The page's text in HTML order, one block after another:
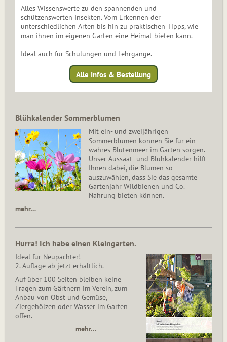
Alles Wissenswerte zu den spannenden und
schützenswerten Insekten. Vom Erkennen der
unterschiedlichen Arten bis hin zu praktischen Tipps, wie
man ihnen im eigenen Garten eine Heimat bieten kann.
Ideal auch für Schulungen und Lehrgänge.
Alle Infos & Bestellung
Blühkalender Sommerblumen
Mit ein- und zweijährigen
Sommerblumen können Sie für ein
wahres Blütenmeer im Garten sorgen.
Unser Aussaat- und Blühkalender hilft
Ihnen dabei, die Blumen so
auszuwählen, dass Sie das gesamte
Gartenjahr Wildbienen und Co.
Nahrung bieten können.
mehr…
Hurra! Ich habe einen Kleingarten.
Ideal für Neupächter!
2. Auflage ab jetzt erhältlich.
Auf über 100 Seiten bleiben keine
Fragen zum Gärtnern im Verein, zum
Anbau von Obst und Gemüse,
Ziergehölzen oder Wasser im Garten
offen.
mehr…